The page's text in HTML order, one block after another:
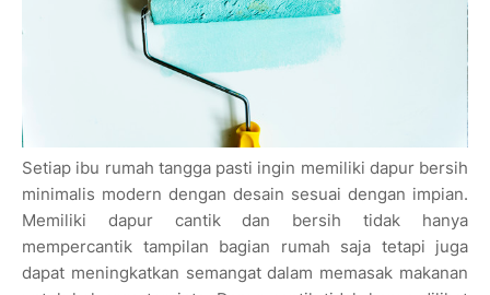
Setiap ibu rumah tangga pasti ingin memiliki dapur bersih
minimalis modern dengan desain sesuai dengan impian.
Memiliki dapur cantik dan bersih tidak hanya
mempercantik tampilan bagian rumah saja tetapi juga
dapat meningkatkan semangat dalam memasak makanan